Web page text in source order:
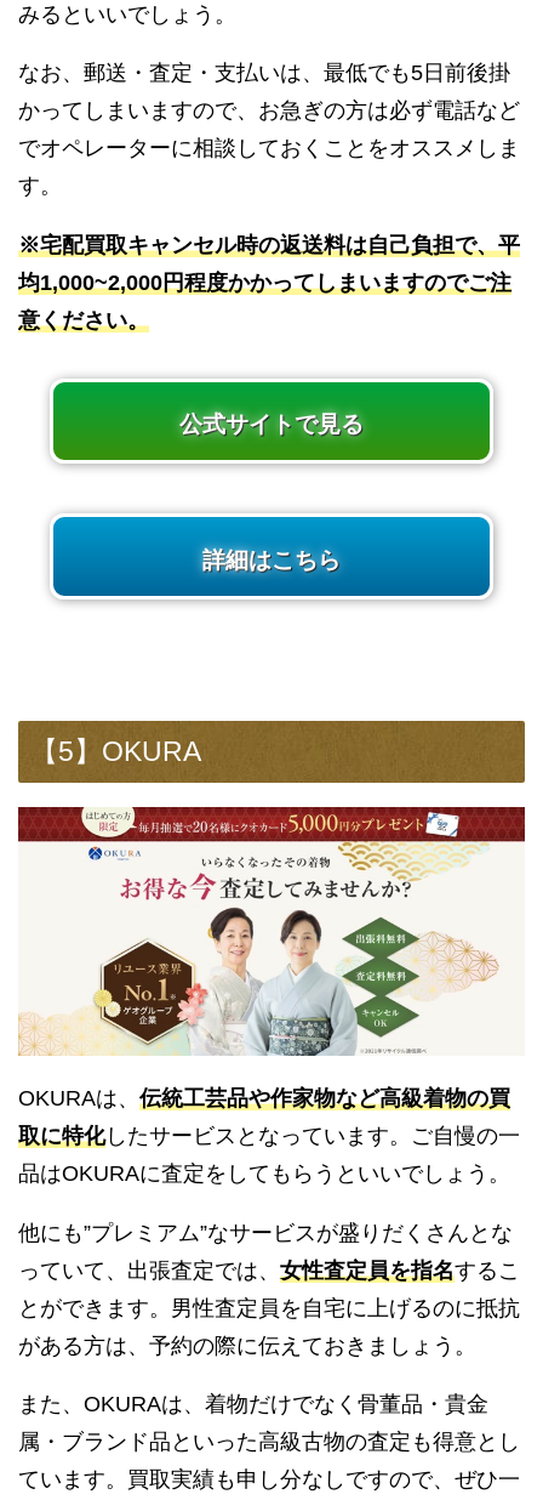
みるといいでしょう。
なお、郵送・査定・支払いは、最低でも5日前後掛
かってしまいますので、お急ぎの方は必ず電話など
でオペレーターに相談しておくことをオススメしま
す。
※宅配買取キャンセル時の返送料は自己負担で、平
均1,000~2,000円程度かかってしまいますのでご注
意ください。
公式サイトで見る
詳細はこちら
【5】OKURA
OKURAは、 伝統工芸品や作家物など高級着物の買
取に特化したサービスとなっています。ご自慢の一
品はOKURAに査定をしてもらうといいでしょう。
他にも”プレミアム”なサービスが盛りだくさんとな
っていて、出張査定では、 女性査定員を指名するこ
とができます。男性査定員を自宅に上げるのに抵抗
がある方は、予約の際に伝えておきましょう。
また、OKURAは、着物だけでなく骨董品・貴金
属・ブランド品といった高級古物の査定も得意とし
ています。買取実績も申し分なしですので、ぜひ一